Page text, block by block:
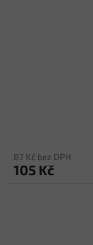
87 Kč bez DPH
105 Kč